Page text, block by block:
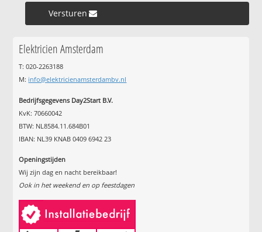
Versturen »
Elektricien Amsterdam
T: 020-2263188
M: info@elektricienamsterdambv.nl
Bedrijfsgegevens Day2Start B.V.
KvK: 70660042
BTW: NL8584.11.684B01
IBAN: NL39 KNAB 0409 6942 23
Openingstijden
Wij zijn dag en nacht bereikbaar!
Ook in het weekend en op feestdagen